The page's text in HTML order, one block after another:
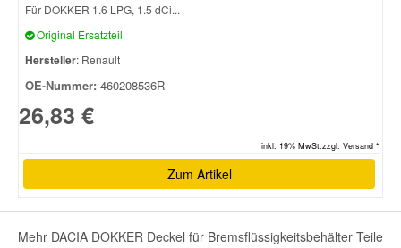
Für DOKKER 1.6 LPG, 1.5 dCi...
Original Ersatzteil
Hersteller: Renault
OE-Nummer: 460208536R
26,83 €
inkl. 19% MwSt.zzgl. Versand *
Zum Artikel
Mehr DACIA DOKKER Deckel für Bremsflüssigkeitsbehälter Teile
Toyota Ersatzteile
Vauxhall Ersatzteile